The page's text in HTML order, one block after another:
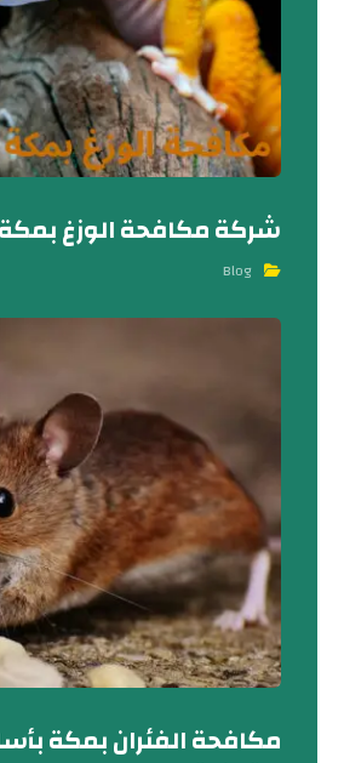
شركة مكافحة الوزغ بمكة
Blog
مكافحة الفئران بمكة